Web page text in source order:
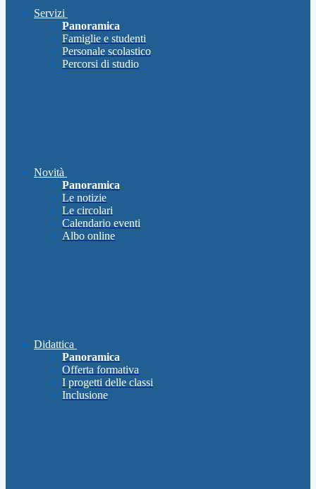
Servizi
Panoramica
Famiglie e studenti
Personale scolastico
Percorsi di studio
Novità
Panoramica
Le notizie
Le circolari
Calendario eventi
Albo online
Didattica
Panoramica
Offerta formativa
I progetti delle classi
Inclusione